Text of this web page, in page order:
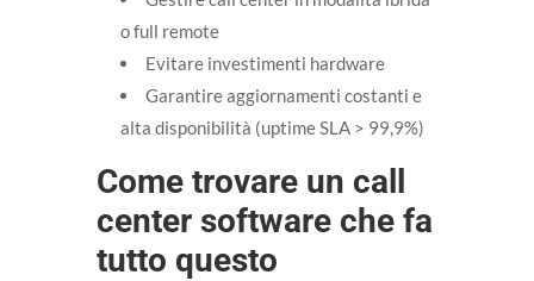
o full remote
Evitare investimenti hardware
Garantire aggiornamenti costanti e
alta disponibilità (uptime SLA > 99,9%)
Come trovare un call
center software che fa
tutto questo